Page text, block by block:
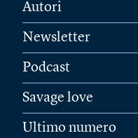
Autori
Newsletter
Podcast
Savage love
Ultimo numero